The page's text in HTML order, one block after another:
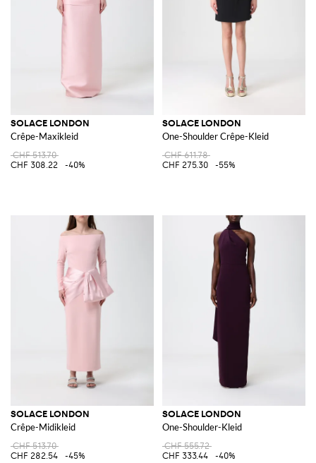
SOLACE LONDON
Crêpe-Maxikleid
CHF 513.70
CHF 308.22
-40%
SOLACE LONDON
One-Shoulder Crêpe-Kleid
CHF 611.78
CHF 275.30
-55%
SOLACE LONDON
Crêpe-Midikleid
CHF 513.70
CHF 282.54
-45%
SOLACE LONDON
One-Shoulder-Kleid
CHF 555.72
CHF 333.44
-40%